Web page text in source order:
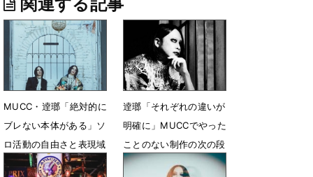
MUCC・逹瑯「絶対的に
ブレない本体がある」ソ
ロ活動の自由さと表現域
3月11日 13時00分
逹瑯「それぞれの違いが
明確に」MUCCでやった
ことのない制作の次の段
階へ